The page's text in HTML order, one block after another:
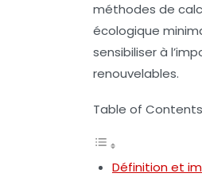
méthodes de
écologique
sensibiliser à
renouvelables.
Table of Contents
Définition et